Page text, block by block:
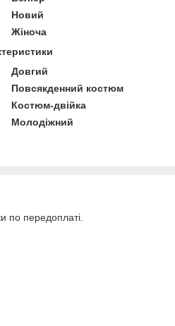
Новий
Жіноча
Довгий
Повсякденний костюм
Костюм-двійка
Молодіжний
по передоплаті.